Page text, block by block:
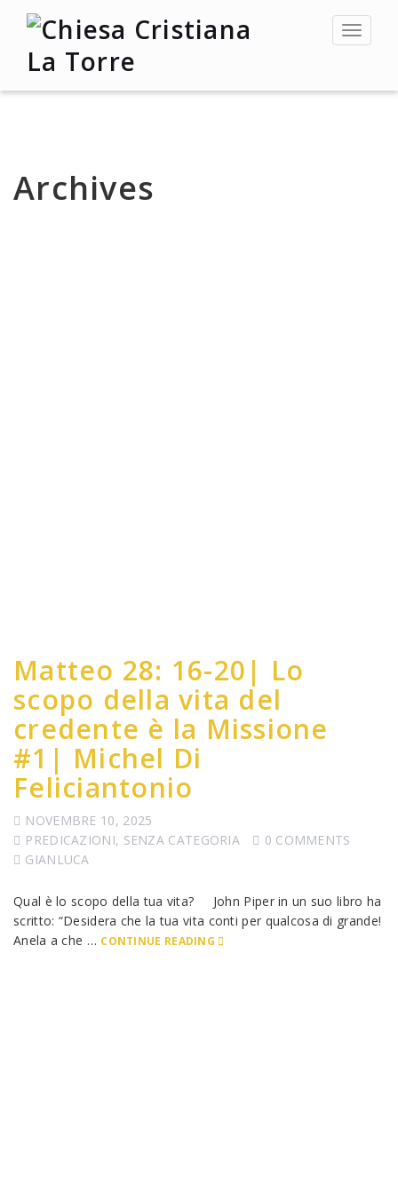
Toggle
Archives
Matteo 28: 16-20| Lo
scopo della vita del
credente è la Missione
#1| Michel Di
Feliciantonio
NOVEMBRE 10, 2025
PREDICAZIONI, SENZA CATEGORIA
0 COMMENTS
GIANLUCA
Qual è lo scopo della tua vita? John Piper in un suo libro ha
scritto: “Desidera che la tua vita conti per qualcosa di grande!
Anela a che … CONTINUE READING